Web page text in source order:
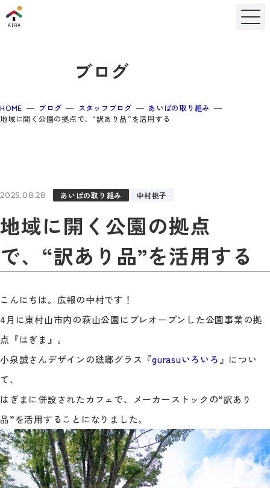
ブログ
HOME ブログ スタッフブログ
あいばの取り組み
地域に開く公園の拠点で、“訳あり品”を活用する
2025.08.28 あいばの取り組み 中村桃子
地域に開く公園の拠点
で、“訳あり品”を活用する
こんにちは。広報の中村です！
4月に東村山市内の萩山公園にプレオープンした公園事業の拠
点『はぎま』。
小泉誠さんデザインの琺瑯グラス『gurasuいろいろ 』につい
て、
はぎまに併設されたカフェで、メーカーストックの“訳あり
品”を活用することになりました。